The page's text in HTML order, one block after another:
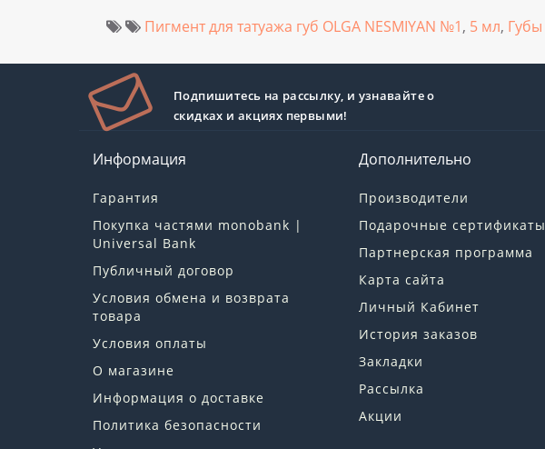
Пигмент для татуажа губ OLGA NESMIYAN №1, 5 мл, Губы
Подпишитесь на рассылку, и узнавайте о
скидках и акциях первыми!
Информация
Гарантия
Покупка частями monobank |
Universal Bank
Публичный договор
Условия обмена и возврата
товара
Условия оплаты
О магазине
Информация о доставке
Политика безопасности
Дополнительно
Производители
Подарочные сертификаты
Партнерская программа
Карта сайта
Личный Кабинет
История заказов
Закладки
Рассылка
Акции